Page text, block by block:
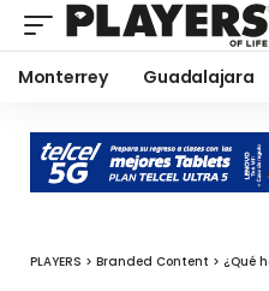
Monterrey Guadalajara
PLAYERS > Branded Content > ¿Qué